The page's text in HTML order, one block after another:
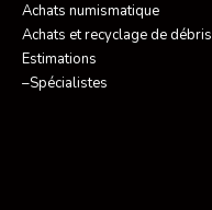
Achats numismatique
Achats et recyclage de débris
Estimations
–Spécialistes